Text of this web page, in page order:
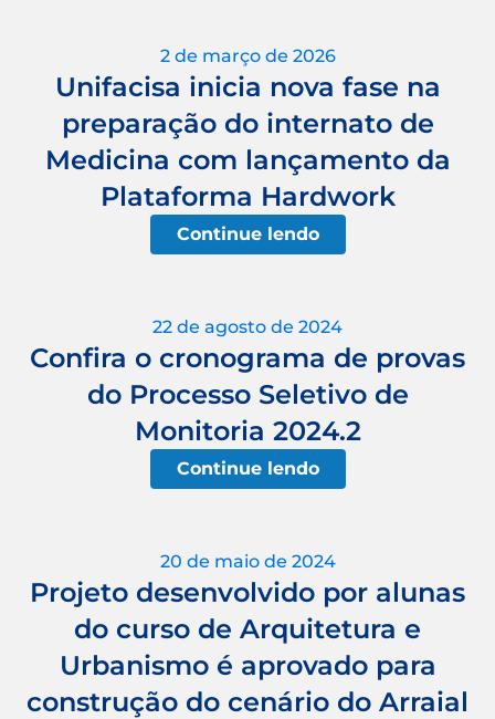
2 de março de 2026
Unifacisa inicia nova fase na
preparação do internato de
Medicina com lançamento da
Plataforma Hardwork
Continue lendo
22 de agosto de 2024
Confira o cronograma de provas
do Processo Seletivo de
Monitoria 2024.2
Continue lendo
20 de maio de 2024
Projeto desenvolvido por alunas
do curso de Arquitetura e
Urbanismo é aprovado para
construção do cenário do Arraial